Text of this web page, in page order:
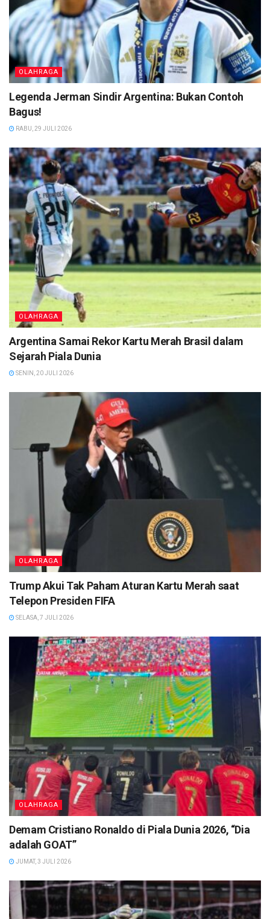
OLAHRAGA
Legenda Jerman Sindir Argentina: Bukan Contoh
Bagus!
RABU, 29 JULI 2026
OLAHRAGA
Argentina Samai Rekor Kartu Merah Brasil dalam
Sejarah Piala Dunia
SENIN, 20 JULI 2026
OLAHRAGA
Trump Akui Tak Paham Aturan Kartu Merah saat
Telepon Presiden FIFA
SELASA, 7 JULI 2026
OLAHRAGA
Demam Cristiano Ronaldo di Piala Dunia 2026, “Dia
adalah GOAT”
JUMAT, 3 JULI 2026